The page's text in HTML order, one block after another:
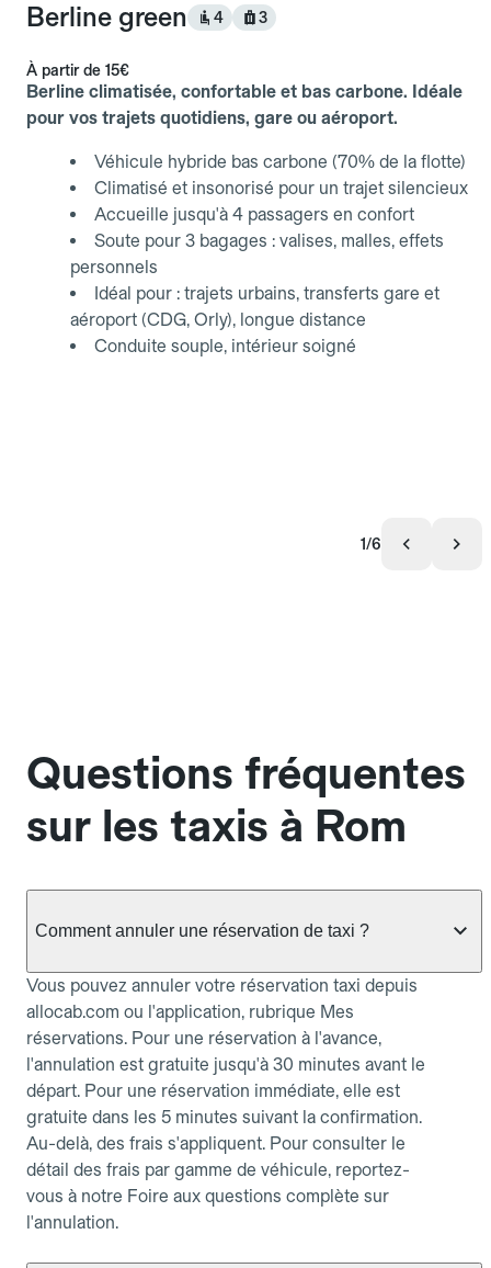
Berline green 4 3
À partir de 15€
Berline climatisée, confortable et bas carbone. Idéale
pour vos trajets quotidiens, gare ou aéroport.
Véhicule hybride bas carbone (70% de la flotte)
Climatisé et insonorisé pour un trajet silencieux
Accueille jusqu'à 4 passagers en confort
Soute pour 3 bagages : valises, malles, effets
personnels
Idéal pour : trajets urbains, transferts gare et
aéroport (CDG, Orly), longue distance
Conduite souple, intérieur soigné
1/6
Questions fréquentes
sur les taxis à Rom
Comment annuler une réservation de taxi ?
Vous pouvez annuler votre réservation taxi depuis
allocab.com ou l'application, rubrique Mes
réservations. Pour une réservation à l'avance,
l'annulation est gratuite jusqu'à 30 minutes avant le
départ. Pour une réservation immédiate, elle est
gratuite dans les 5 minutes suivant la confirmation.
Au-delà, des frais s'appliquent. Pour consulter le
détail des frais par gamme de véhicule, reportez-
vous à notre Foire aux questions complète sur
l'annulation.